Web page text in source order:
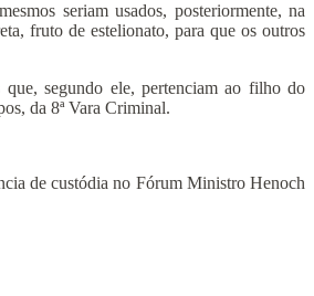
seriam usados, posteriormente, na
fruto de estelionato, para que os outros
segundo ele, pertenciam ao filho do
da 8ª Vara Criminal.
de custódia no Fórum Ministro Henoch